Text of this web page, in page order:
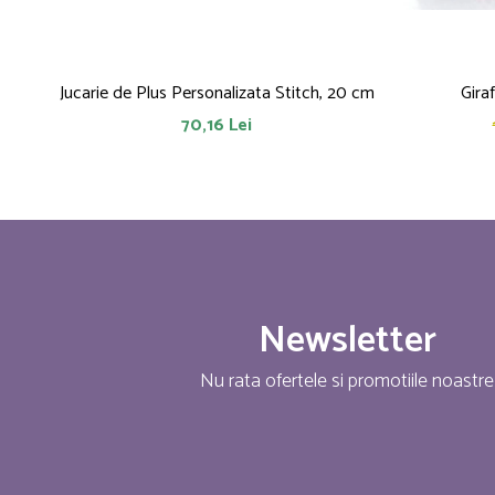
Jucarie de Plus Personalizata Stitch, 20 cm
70,16 Lei
Newsletter
Nu rata ofertele si promotiile noastre